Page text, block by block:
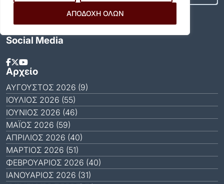
ΑΠΟΔΟΧΗ ΟΛΩΝ
Αποδέχομαι τουςΌρους Χρήσης
Social Media
Αρχείο
ΑΎΓΟΥΣΤΟΣ 2026 (9)
ΙΟΎΛΙΟΣ 2026 (55)
ΙΟΎΝΙΟΣ 2026 (46)
ΜΆΙΟΣ 2026 (59)
ΑΠΡΊΛΙΟΣ 2026 (40)
ΜΆΡΤΙΟΣ 2026 (51)
ΦΕΒΡΟΥΆΡΙΟΣ 2026 (40)
ΙΑΝΟΥΆΡΙΟΣ 2026 (31)